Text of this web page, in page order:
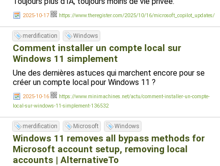
2025-10-17 https://www.theregister.com/2025/10/16/microsoft_copilot_updates/
merdification Windows
Comment installer un compte local sur
Windows 11 simplement
Une des dernières astuces qui marchent encore pour se
créer un compte local pour Windows 11 ?
2025-10-16
https://www.minimachines.net/actu/comment-installer-un-compte-
local-sur-windows-11-simplement-136532
merdification Microsoft Windows
Windows 11 removes all bypass methods for
Microsoft account setup, removing local
accounts | AlternativeTo